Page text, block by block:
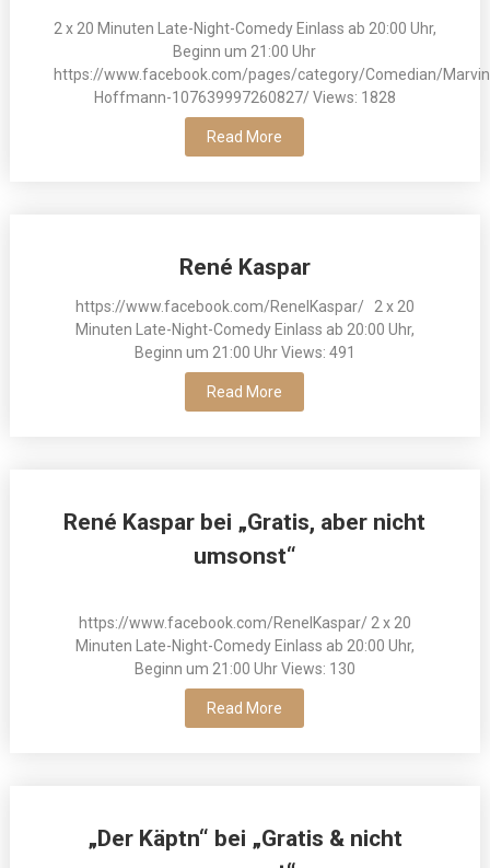
2 x 20 Minuten Late-Night-Comedy Einlass ab 20:00 Uhr,
Beginn um 21:00 Uhr
https://www.facebook.com/pages/category/Comedian/
Hoffmann-107639997260827/ Views: 1828
Read More
René Kaspar
https://www.facebook.com/ReneIKaspar/ 2 x 20
Minuten Late-Night-Comedy Einlass ab 20:00 Uhr,
Beginn um 21:00 Uhr Views: 491
Read More
René Kaspar bei „Gratis, aber nicht
umsonst“
https://www.facebook.com/ReneIKaspar/ 2 x 20
Minuten Late-Night-Comedy Einlass ab 20:00 Uhr,
Beginn um 21:00 Uhr Views: 130
Read More
„Der Käptn“ bei „Gratis & nicht